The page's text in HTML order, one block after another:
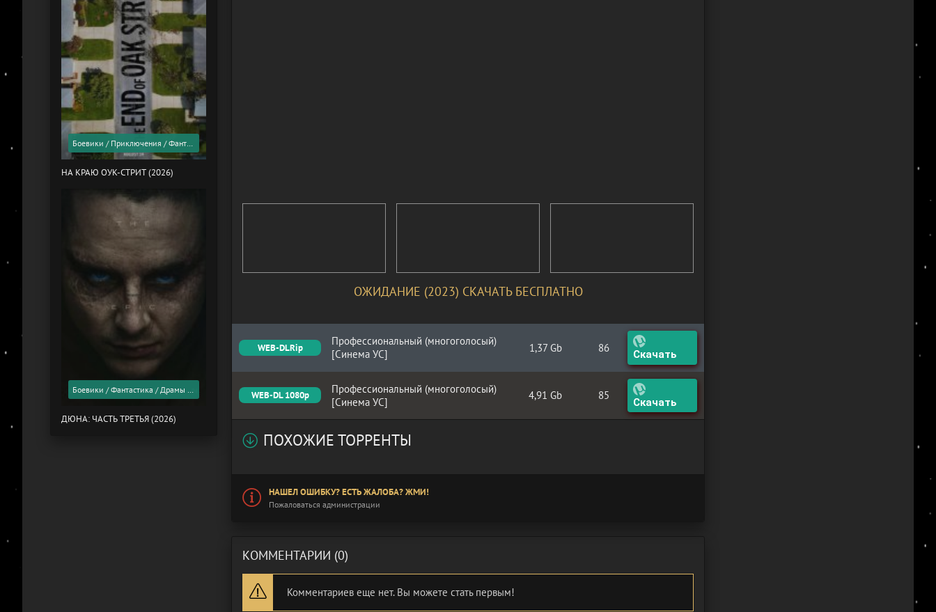
ОЖИДАНИЕ (2023) СКАЧАТЬ БЕСПЛАТНО
WEB-DLRip
Профессиональный (многоголосый)
[Синема УС]
1,37 Gb 86 Скачать
WEB-DL 1080p
Профессиональный (многоголосый)
[Синема УС]
4,91 Gb 85 Скачать
ПОХОЖИЕ ТОРРЕНТЫ
НАШЕЛ ОШИБКУ? ЕСТЬ ЖАЛОБА? ЖМИ!
Пожаловаться администрации
КОММЕНТАРИИ (0)
Комментариев еще нет. Вы можете стать первым!
Боевики / Приключения / Фантастика / Фильмы 2026 года / Скоро в кино
НА КРАЮ ОУК-СТРИТ (2026)
Боевики / Фантастика / Драмы / Фильмы 2026 года / Скоро в кино
ДЮНА: ЧАСТЬ ТРЕТЬЯ (2026)